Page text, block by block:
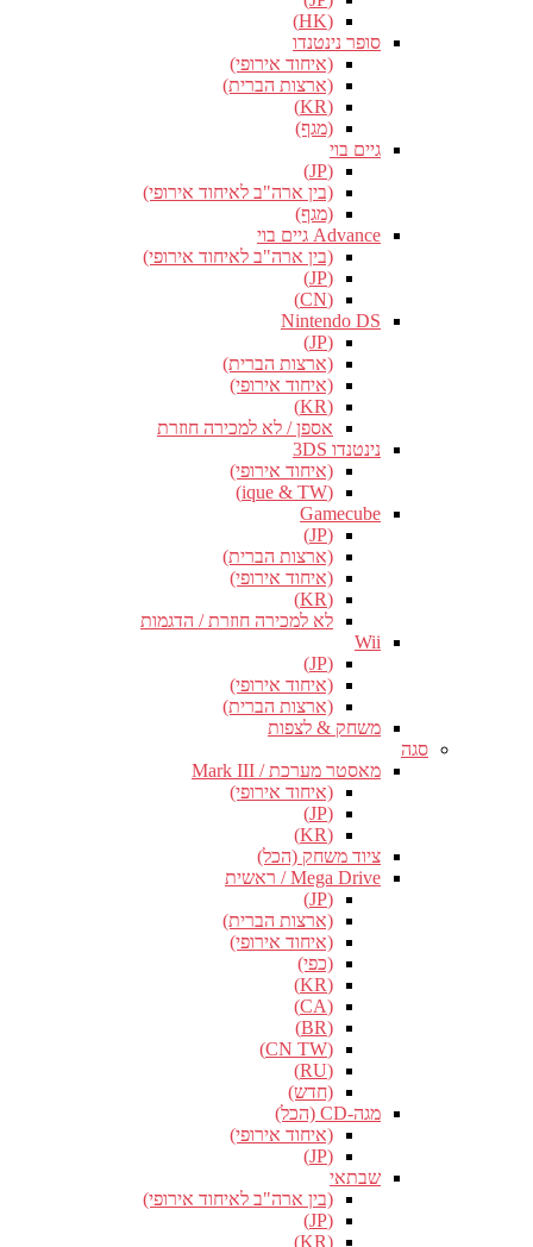
(HK)
סופר נינטנדו
(איחוד אירופי)
(ארצות הברית)
(KR)
(מגף)
גיים בוי
(JP)
(בין ארה"ב לאיחוד אירופי)
(מגף)
Advance גיים בוי
(בין ארה"ב לאיחוד אירופי)
(JP)
(CN)
Nintendo DS
(JP)
(ארצות הברית)
(איחוד אירופי)
(KR)
אספן / לא למכירה חוזרת
נינטנדו 3DS
(איחוד אירופי)
(ique & TW)
Gamecube
(JP)
(ארצות הברית)
(איחוד אירופי)
(KR)
לא למכירה חוזרת / הדגמות
Wii
(JP)
(איחוד אירופי)
(ארצות הברית)
משחק & לצפות
סגה
מאסטר מערכת / Mark III
(איחוד אירופי)
(JP)
(KR)
ציוד משחק (הכל)
Mega Drive / ראשית
(JP)
(ארצות הברית)
(איחוד אירופי)
(כפי)
(KR)
(CA)
(BR)
(CN TW)
(RU)
(חדש)
מגה-CD (הכל)
(איחוד אירופי)
(JP)
שבתאי
(בין ארה"ב לאיחוד אירופי)
(JP)
(KR)